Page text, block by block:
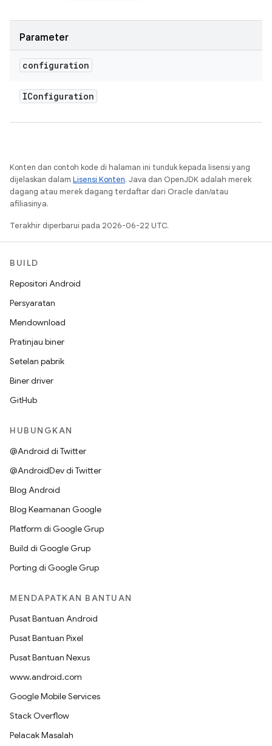
Parameter
configuration
IConfiguration
Konten dan contoh kode di halaman ini tunduk kepada lisensi yang
dijelaskan dalam Lisensi Konten. Java dan OpenJDK adalah merek
dagang atau merek dagang terdaftar dari Oracle dan/atau
afiliasinya.
Terakhir diperbarui pada 2026-06-22 UTC.
BUILD
Repositori Android
Persyaratan
Mendownload
Pratinjau biner
Setelan pabrik
Biner driver
GitHub
HUBUNGKAN
@Android di Twitter
@AndroidDev di Twitter
Blog Android
Blog Keamanan Google
Platform di Google Grup
Build di Google Grup
Porting di Google Grup
MENDAPATKAN BANTUAN
Pusat Bantuan Android
Pusat Bantuan Pixel
Pusat Bantuan Nexus
www.android.com
Google Mobile Services
Stack Overflow
Pelacak Masalah